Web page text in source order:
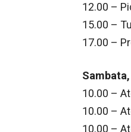
12.00 –
15.00 –
17.00 –
10.00 –
10.00 –
10.00 –